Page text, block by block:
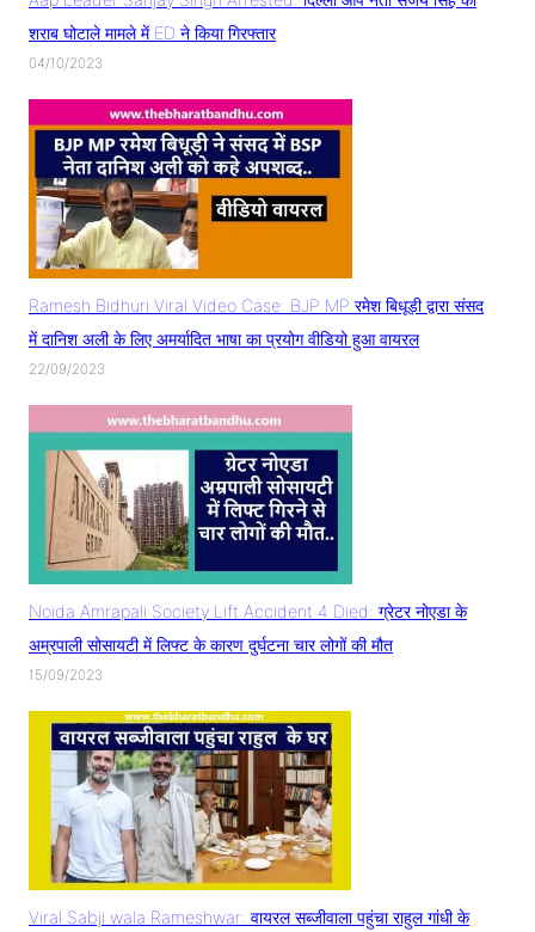
शराब घोटाले मामले में ED ने किया गिरफ्तार
04/10/2023
Ramesh Bidhuri Viral Video Case: BJP MP रमेश बिधूड़ी द्वारा संसद
में दानिश अली के लिए अमर्यादित भाषा का प्रयोग वीडियो हुआ वायरल
22/09/2023
Noida Amrapali Society Lift Accident 4 Died: ग्रेटर नोएडा के
अम्रपाली सोसायटी में लिफ्ट के कारण दुर्घटना चार लोगों की मौत
15/09/2023
Viral Sabji wala Rameshwar: वायरल सब्जीवाला पहुंचा राहुल गांधी के